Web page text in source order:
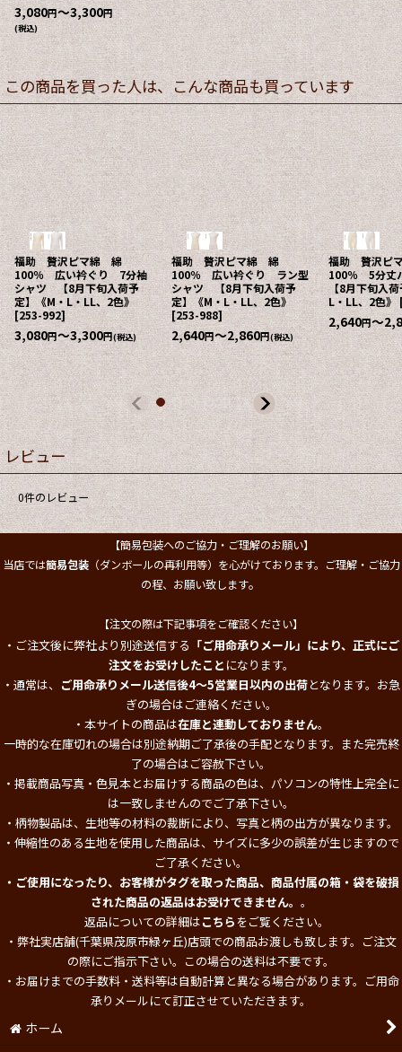
3,080円～3,300円
(税込)
この商品を買った人は、こんな商品も買っています
福助 贅沢ピマ綿 綿
100％ 広い衿ぐり 7分袖
シャツ 【8月下旬入荷予
定】《M・L・LL、2色》
[253-992]
3,080円～3,300円(税込)
福助 贅沢ピマ綿 綿
100％ 広い衿ぐり ラン型
シャツ 【8月下旬入荷予
定】《M・L・LL、2色》
[253-988]
2,640円～2,860円(税込)
福助 贅沢ピ
100％ 5分
【8月下旬入
L・LL、2色》
2,640円～
レビュー
0件のレビュー
【簡易包装へのご協力・ご理解のお願い】
当店では簡易包装（ダンボールの再利用等）を心がけております。ご理解・ご協力
の程、お願い致します。
【注文の際は下記事項をご確認ください】
・ご注文後に弊社より別途送信する 「ご用命承りメール」により、正式にご
注文をお受けしたこと になります。
・通常は、 ご用命承りメール送信後4～5営業日以内の出荷となります。お急
ぎの場合はご連絡ください。
・本サイトの商品は在庫と連動しておりません。
一時的な在庫切れの場合は別途納期ご了承後の手配となります。また完売終
了の場合はご容赦下さい。
・掲載商品写真・色見本とお届けする商品の色は、パソコンの特性上完全に
は一致しませんのでご了承下さい。
・柄物製品は、生地等の材料の裁断により、写真と柄の出方が異なります。
・伸縮性のある生地を使用した商品は、サイズに多少の誤差が生じますので
ご了承ください。
・ご使用になったり、お客様がタグを取った商品、商品付属の箱・袋を破損
された商品の返品はお受けできません。 。
返品についての詳細はこちらをご覧ください。
・弊社実店舗(千葉県茂原市緑ヶ丘)店頭での商品お渡しも致します。ご注文
の際にご指示下さい。この場合の送料は不要です。
・お届けまでの手数料・送料等は自動計算と異なる場合があります。ご用命
承りメールにて訂正させていただきます。
ホーム